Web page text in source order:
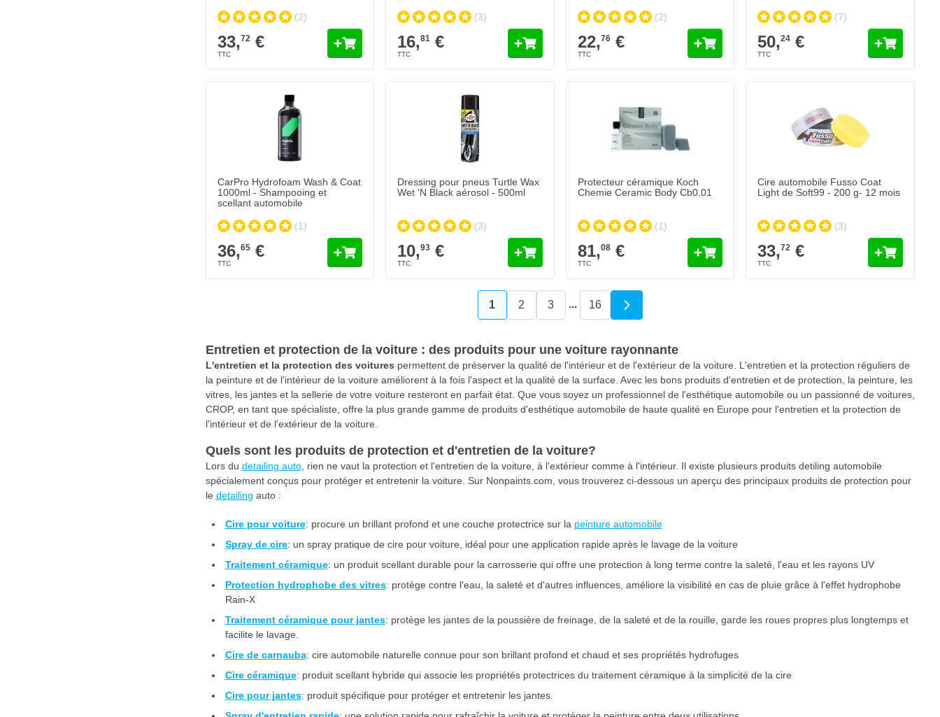
(2)
33,72€
(3)
16,81 €
(2)
22,76€
(7)
50,24 €
CarPro Hydrofoam Wash & Coat
1000ml - Shampooing et
scellant automobile
(1)
36,65€
Dressing pour pneus Turtle Wax
Wet 'N Black aérosol - 500ml
(3)
10,93 €
Protecteur céramique Koch
Chemie Ceramic Body Cb0.01
(1)
81,08€
Cire automobile Fusso Coat
Light de Soft99 - 200 g- 12 mois
(3)
33,72 €
Vous lisez actuellement la page
1 Page
2 Page
3 ... Page
16
Entretien et protection de la voiture : des produits pour une voiture rayonnante
L'entretien et la protection des voitures permettent de préserver la qualité de l'intérieur et de l'extérieur de la voiture. L'entretien et la protection réguliers de
la peinture et de l'intérieur de la voiture améliorent à la fois l'aspect et la qualité de la surface. Avec les bons produits d'entretien et de protection, la peinture, les
vitres, les jantes et la sellerie de votre voiture resteront en parfait état. Que vous soyez un professionnel de l'esthétique automobile ou un passionné de voitures,
CROP, en tant que spécialiste, offre la plus grande gamme de produits d'esthétique automobile de haute qualité en Europe pour l'entretien et la protection de
l'intérieur et de l'extérieur de la voiture.
Quels sont les produits de protection et d'entretien de la voiture?
Lors du detailing auto, rien ne vaut la protection et l'entretien de la voiture, à l'extérieur comme à l'intérieur. Il existe plusieurs produits detiling automobile
spécialement conçus pour protéger et entretenir la voiture. Sur Nonpaints.com, vous trouverez ci-dessous un aperçu des principaux produits de protection pour
le detailing auto :
Cire pour voiture: procure un brillant profond et une couche protectrice sur la peinture automobile
Spray de cire: un spray pratique de cire pour voiture, idéal pour une application rapide après le lavage de la voiture
Traitement céramique: un produit scellant durable pour la carrosserie qui offre une protection à long terme contre la saleté, l'eau et les rayons UV
Protection hydrophobe des vitres: protège contre l'eau, la saleté et d'autres influences, améliore la visibilité en cas de pluie grâce à l'effet hydrophobe
Rain-X
Traitement céramique pour jantes: protège les jantes de la poussière de freinage, de la saleté et de la rouille, garde les roues propres plus longtemps et
facilite le lavage.
Cire de carnauba: cire automobile naturelle connue pour son brillant profond et chaud et ses propriétés hydrofuges
Cire céramique: produit scellant hybride qui associe les propriétés protectrices du traitement céramique à la simplicité de la cire
Cire pour jantes: produit spécifique pour protéger et entretenir les jantes.